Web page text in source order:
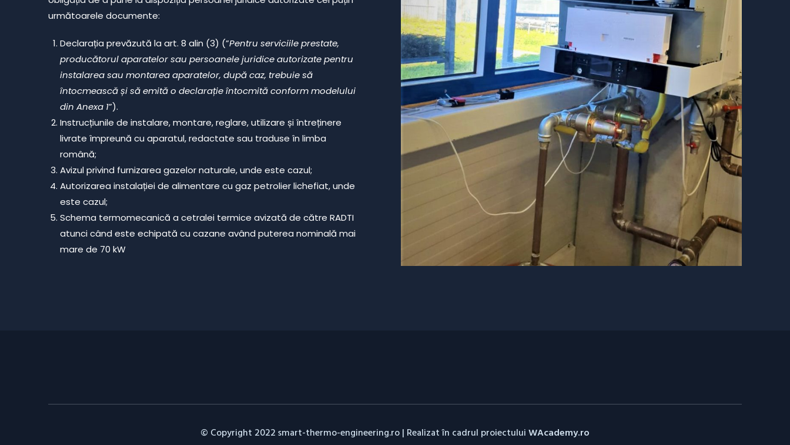
următoarele documente:
Declarația prevăzută la art. 8 alin (3) (”Pentru serviciile prestate,
producătorul aparatelor sau persoanele juridice autorizate pentru
instalarea sau montarea aparatelor, după caz, trebuie să
întocmească și să emită o declarație întocmită conform modelului
din Anexa 1”).
Instrucțiunile de instalare, montare, reglare, utilizare și întreținere
livrate împreună cu aparatul, redactate sau traduse în limba
română;
Avizul privind furnizarea gazelor naturale, unde este cazul;
Autorizarea instalației de alimentare cu gaz petrolier lichefiat, unde
este cazul;
Schema termomecanică a cetralei termice avizată de către RADTI
atunci când este echipată cu cazane având puterea nominală mai
mare de 70 kW
© Copyright 2022 smart-thermo-engineering.ro | Realizat în cadrul proiectului WAcademy.ro